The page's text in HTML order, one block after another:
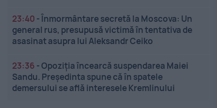
23:40 -Înmormântare secretă la Moscova: Un
general rus, presupusă victimă în tentativa de
asasinat asupra lui Aleksandr Ceiko
23:36 -Opoziția încearcă suspendarea Maiei
Sandu. Președinta spune că în spatele
demersului se află interesele Kremlinului